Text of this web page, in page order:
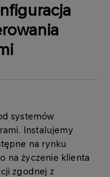
systemów
Instalujemy
na rynku
na życzenie klienta
zgodnej z